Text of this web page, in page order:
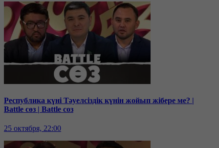
Республика күні Тәуелсіздік күнін жойып жібере ме? |
Battle сөз | Battle соз
25 октября, 22:00